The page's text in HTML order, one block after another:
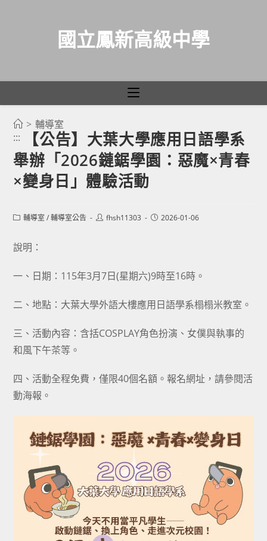
國立鳳新高級中學
> 輔導室
:::
【公告】大葉大學應用日語學系
舉辦「2026鏈鋸學園：惡魔×青春
×變身日」體驗活動
Post輔導室 / 輔導室公告
Postfhsh11303
Post2026-01-06
說明：
一、日期：115年3月7日(星期六)9時至16時。
二、地點：大葉大學外語大樓應用日語學系榻榻米教室。
三、活動內容：含括COSPLAY角色扮演、女僕與執事的
和風下午茶等。
四、活動全程免費，僅限40個名額。報名網址，請參閱活
動海報。